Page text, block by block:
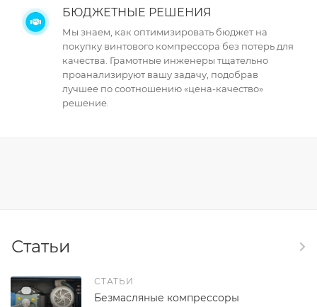
БЮДЖЕТНЫЕ РЕШЕНИЯ
Мы знаем, как оптимизировать бюджет на
покупку винтового компрессора без потерь для
качества. Грамотные инженеры тщательно
проанализируют вашу задачу, подобрав
лучшее по соотношению «цена-качество»
решение.
Статьи
СТАТЬИ
Безмасляные компрессоры